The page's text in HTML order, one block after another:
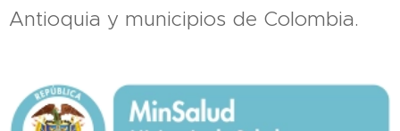
Antioquia y municipios de Colombia.